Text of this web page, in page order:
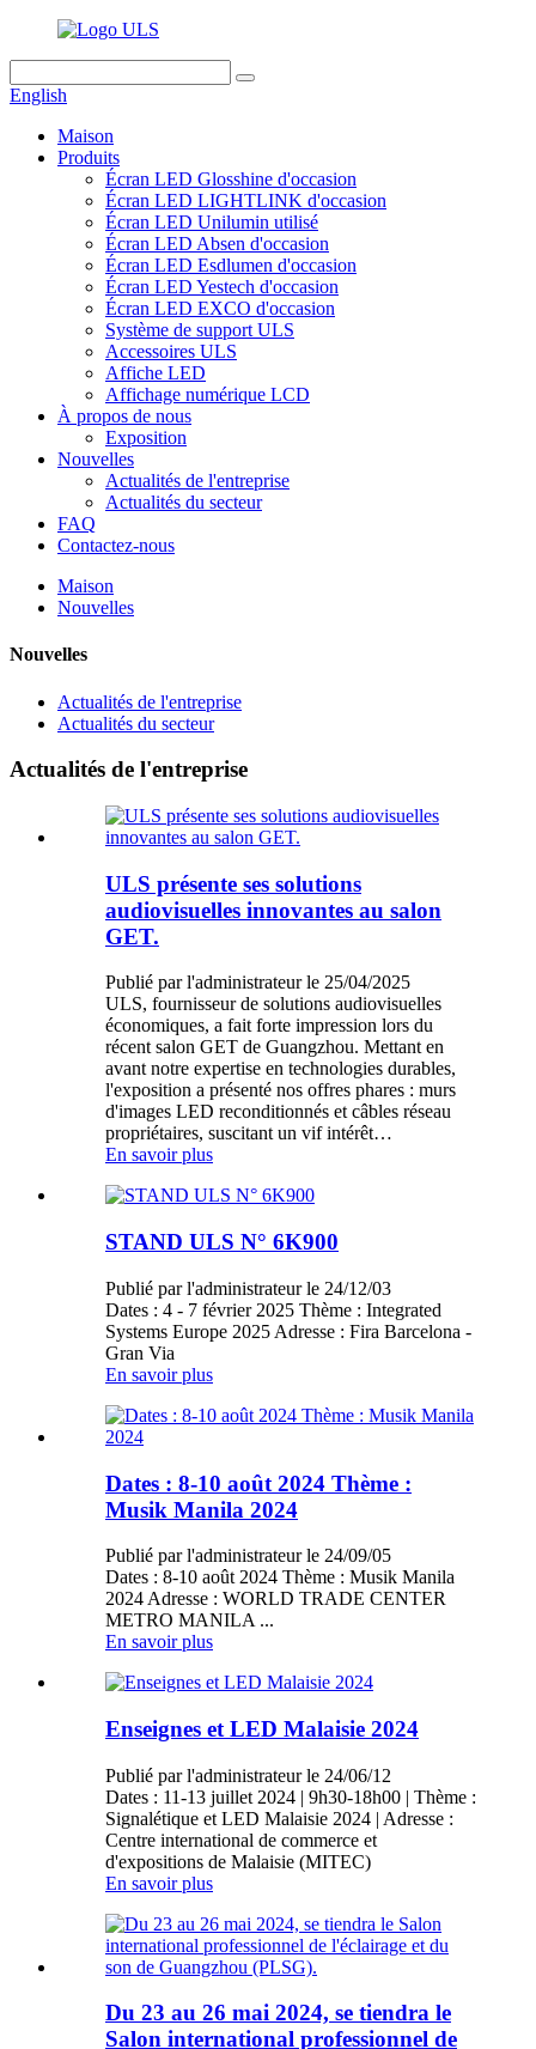
English
Maison
Produits
Écran LED Glosshine d'occasion
Écran LED LIGHTLINK d'occasion
Écran LED Unilumin utilisé
Écran LED Absen d'occasion
Écran LED Esdlumen d'occasion
Écran LED Yestech d'occasion
Écran LED EXCO d'occasion
Système de support ULS
Accessoires ULS
Affiche LED
Affichage numérique LCD
À propos de nous
Exposition
Nouvelles
Actualités de l'entreprise
Actualités du secteur
FAQ
Contactez-nous
Maison
Nouvelles
Nouvelles
Actualités de l'entreprise
Actualités du secteur
Actualités de l'entreprise
ULS présente ses solutions
audiovisuelles innovantes au salon
GET.
Publié par l'administrateur le 25/04/2025
ULS, fournisseur de solutions audiovisuelles
économiques, a fait forte impression lors du
récent salon GET de Guangzhou. Mettant en
avant notre expertise en technologies durables,
l'exposition a présenté nos offres phares : murs
d'images LED reconditionnés et câbles réseau
propriétaires, suscitant un vif intérêt…
En savoir plus
STAND ULS N° 6K900
Publié par l'administrateur le 24/12/03
Dates : 4 - 7 février 2025 Thème : Integrated
Systems Europe 2025 Adresse : Fira Barcelona -
Gran Via
En savoir plus
Dates : 8-10 août 2024 Thème :
Musik Manila 2024
Publié par l'administrateur le 24/09/05
Dates : 8-10 août 2024 Thème : Musik Manila
2024 Adresse : WORLD TRADE CENTER
METRO MANILA ...
En savoir plus
Enseignes et LED Malaisie 2024
Publié par l'administrateur le 24/06/12
Dates : 11-13 juillet 2024 | 9h30-18h00 | Thème :
Signalétique et LED Malaisie 2024 | Adresse :
Centre international de commerce et
d'expositions de Malaisie (MITEC)
En savoir plus
Du 23 au 26 mai 2024, se tiendra le
Salon international professionnel de